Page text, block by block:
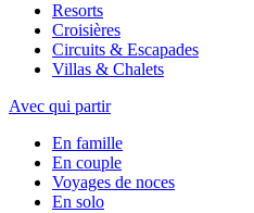
Resorts
Croisières
Circuits & Escapades
Villas & Chalets
Avec qui partir
En famille
En couple
Voyages de noces
En solo